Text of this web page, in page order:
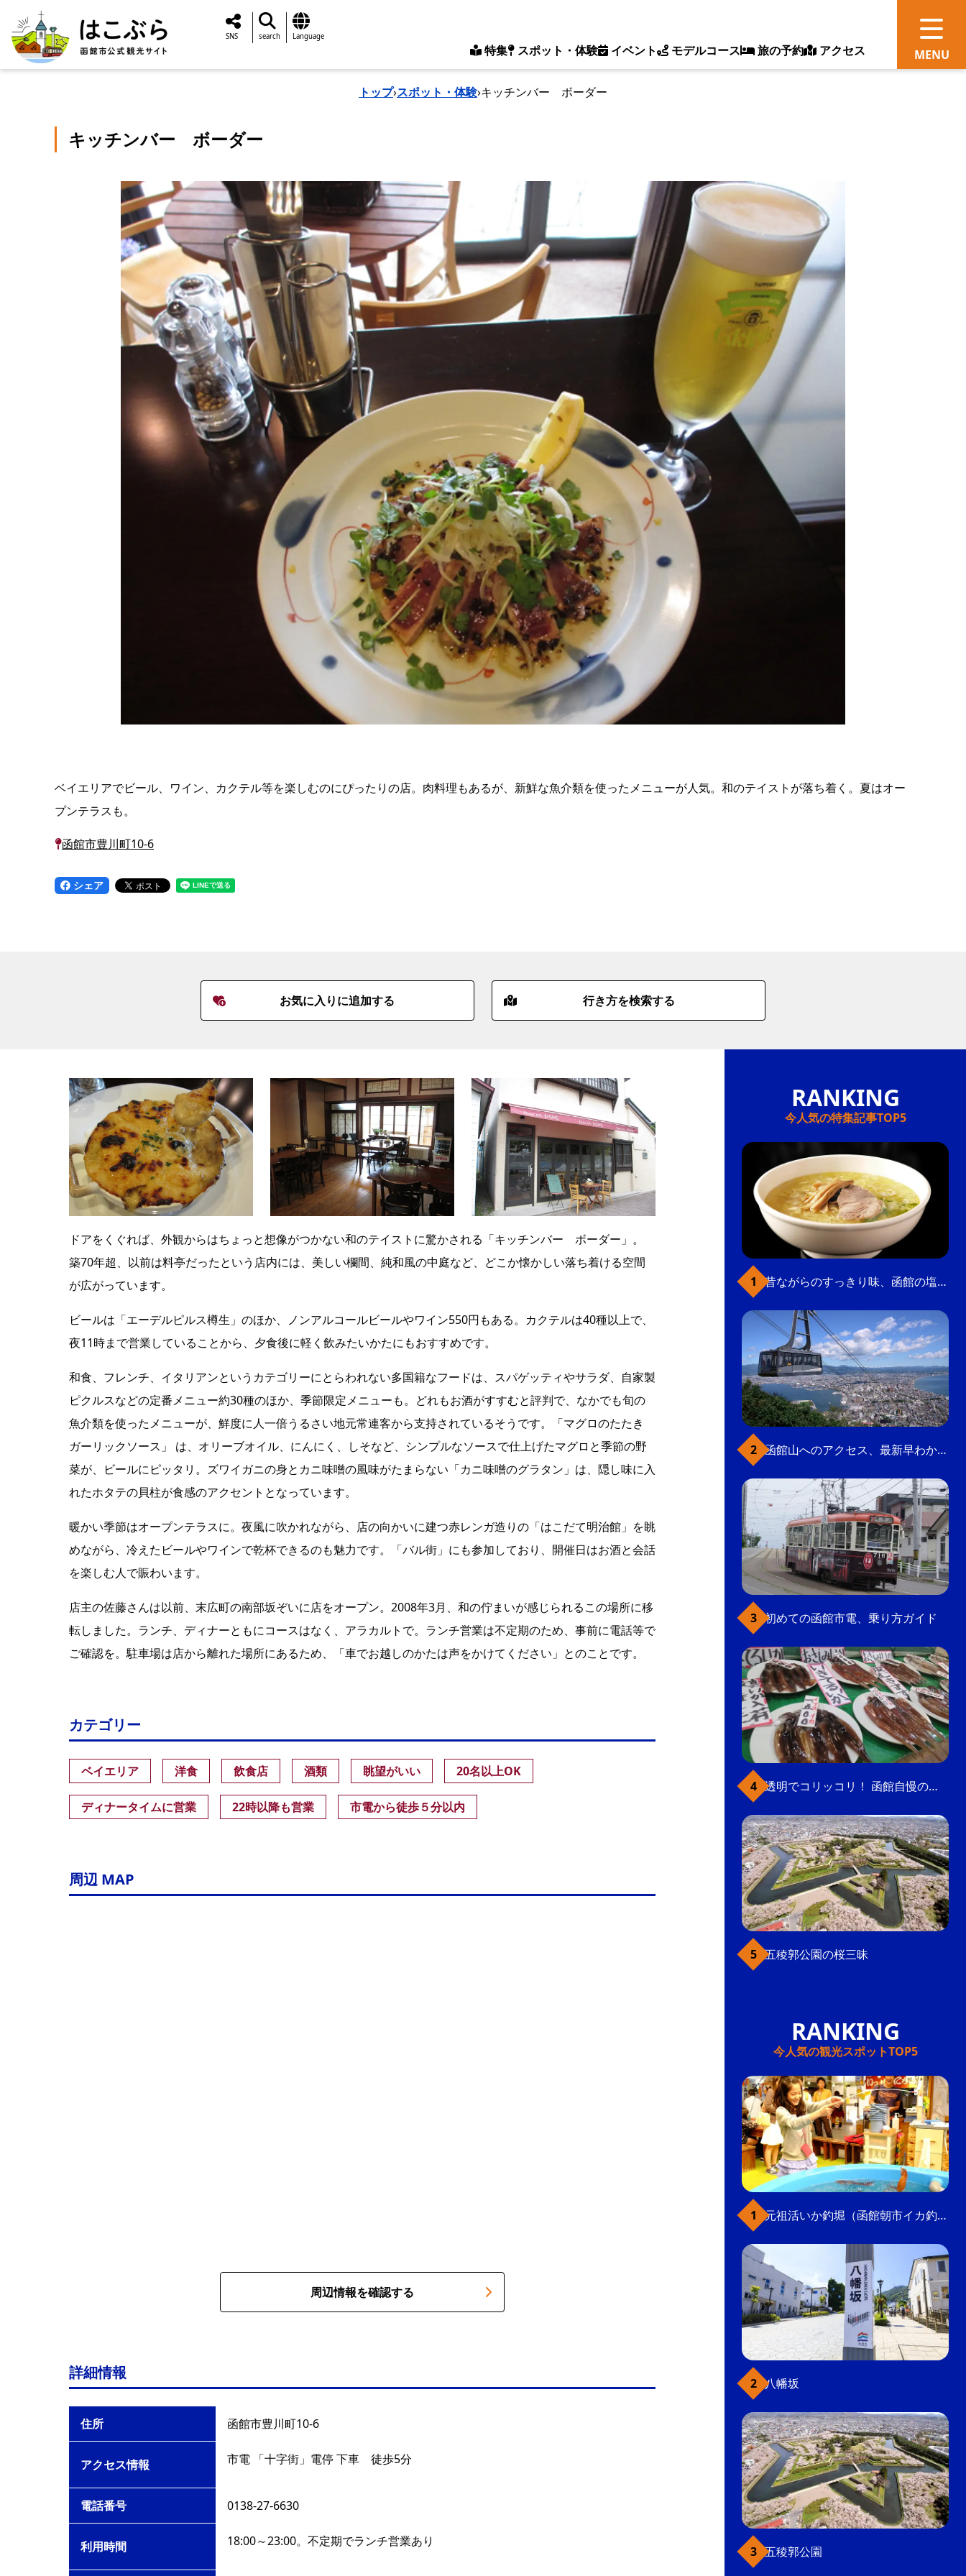
特集 スポット・体験 イベント モデルコース 旅の予約 アクセス
SNS search Language
トップ›スポット・体験›キッチンバー ボーダー
キッチンバー ボーダー
ベイエリアでビール、ワイン、カクテル等を楽しむのにぴったりの店。肉料理もあるが、新鮮な魚介類を使ったメニューが人気。和のテイストが落ち着く。夏はオー
プンテラスも。
函館市豊川町10-6
シェア
お気に入りに追加する 行き方を検索する
ドアをくぐれば、外観からはちょっと想像がつかない和のテイストに驚かされる「キッチンバー ボーダー」。
築70年超、以前は料亭だったという店内には、美しい欄間、純和風の中庭など、どこか懐かしい落ち着ける空間
が広がっています。
ビールは「エーデルピルス樽生」のほか、ノンアルコールビールやワイン550円もある。カクテルは40種以上で、
夜11時まで営業していることから、夕食後に軽く飲みたいかたにもおすすめです。
和食、フレンチ、イタリアンというカテゴリーにとらわれない多国籍なフードは、スパゲッティやサラダ、自家製
ピクルスなどの定番メニュー約30種のほか、季節限定メニューも。どれもお酒がすすむと評判で、なかでも旬の
魚介類を使ったメニューが、鮮度に人一倍うるさい地元常連客から支持されているそうです。「マグロのたたき
ガーリックソース」 は、オリーブオイル、にんにく、しそなど、シンプルなソースで仕上げたマグロと季節の野
菜が、ビールにピッタリ。ズワイガニの身とカニ味噌の風味がたまらない「カニ味噌のグラタン」は、隠し味に入
れたホタテの貝柱が食感のアクセントとなっています。
暖かい季節はオープンテラスに。夜風に吹かれながら、店の向かいに建つ赤レンガ造りの「はこだて明治館」を眺
めながら、冷えたビールやワインで乾杯できるのも魅力です。「バル街」にも参加しており、開催日はお酒と会話
を楽しむ人で賑わいます。
店主の佐藤さんは以前、末広町の南部坂ぞいに店をオープン。2008年3月、和の佇まいが感じられるこの場所に移
転しました。ランチ、ディナーともにコースはなく、アラカルトで。ランチ営業は不定期のため、事前に電話等で
ご確認を。駐車場は店から離れた場所にあるため、「車でお越しのかたは声をかけてください」とのことです。
カテゴリー
ベイエリア 洋食 飲食店 酒類 眺望がいい 20名以上OK
ディナータイムに営業 22時以降も営業 市電から徒歩５分以内
周辺 MAP
周辺情報を確認する
詳細情報
住所 函館市豊川町10-6
アクセス情報 市電 「十字街」電停 下車 徒歩5分
電話番号 0138-27-6630
利用時間 18:00～23:00。不定期でランチ営業あり
今人気の特集記事TOP5
昔ながらのすっきり味、函館の塩ラーメン
函館山へのアクセス、最新早わかりガイド
初めての函館市電、乗り方ガイド
透明でコリッコリ！ 函館自慢のいかをどうぞ
五稜郭公園の桜三昧
今人気の観光スポットTOP5
元祖活いか釣堀（函館朝市イカ釣り体験）
八幡坂
五稜郭公園